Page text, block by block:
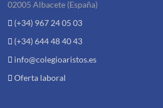
02005 Albacete (España)
(+34) 967 24 05 03
(+34) 644 48 40 43
info@colegioaristos.es
Oferta laboral